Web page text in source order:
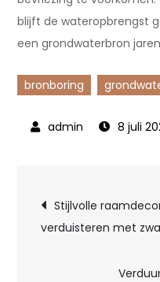
blijft de wateropbrengst
een grondwaterbron
bronboring
8 juli
Bericht
Stijlvolle
verduisteren met